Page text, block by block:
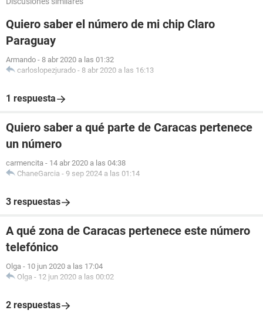
Quiero saber el número de mi chip Claro
Paraguay
Armando - 8 abr 2020 a las 01:32
carloslopezjurado - 8 abr 2020 a las 16:13
1 respuesta
Quiero saber a qué parte de Caracas pertenece
un número
carmencita - 14 abr 2020 a las 04:38
ChaneGarcia - 9 sep 2024 a las 01:14
3 respuestas
A qué zona de Caracas pertenece este número
telefónico
Olga - 10 jun 2020 a las 17:04
Olga - 12 jun 2020 a las 00:02
2 respuestas